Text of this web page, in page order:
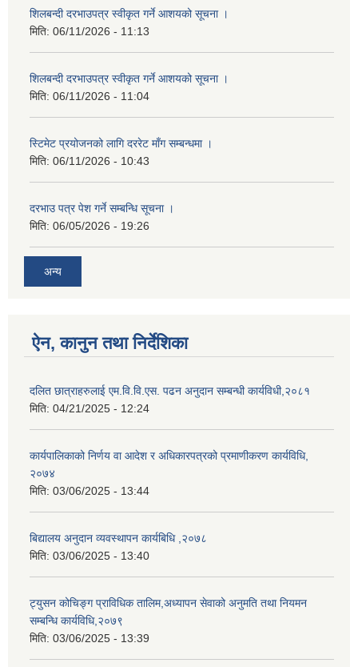
शिलबन्दी दरभाउपत्र स्वीकृत गर्ने आशयको सूचना ।
मिति: 06/11/2026 - 11:13
शिलबन्दी दरभाउपत्र स्वीकृत गर्ने आशयको सूचना ।
मिति: 06/11/2026 - 11:04
स्टिमेट प्रयोजनको लागि दररेट माँग सम्बन्धमा ।
मिति: 06/11/2026 - 10:43
दरभाउ पत्र पेश गर्ने सम्बन्धि सूचना ।
मिति: 06/05/2026 - 19:26
अन्य
ऐन, कानुन तथा निर्देशिका
दलित छात्राहरुलाई एम.वि.वि.एस. पढन अनुदान सम्बन्धी कार्यविधी,२०८१
मिति: 04/21/2025 - 12:24
कार्यपालिकाको निर्णय वा आदेश र अधिकारपत्रको प्रमाणीकरण कार्यविधि,
२०७४
मिति: 03/06/2025 - 13:44
बिद्यालय अनुदान व्यवस्थापन कार्यबिधि ,२०७८
मिति: 03/06/2025 - 13:40
ट्युसन कोचिङ्ग प्राविधिक तालिम,अध्यापन सेवाको अनुमति तथा नियमन
सम्बन्धि कार्यविधि,२०७९
मिति: 03/06/2025 - 13:39